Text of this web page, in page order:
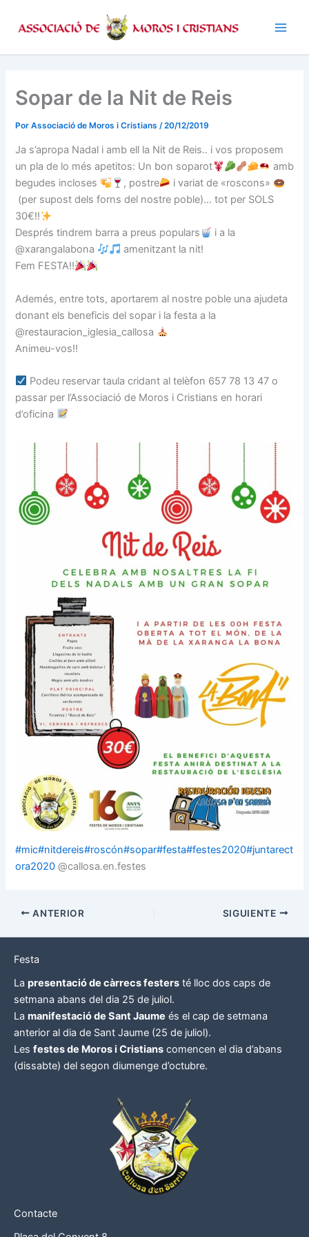
Sopar de la Nit de Reis
PorAssociació de Moros i Cristians /20/12/2019
Ja s’apropa Nadal i amb ell la Nit de Reis.. i vos proposem
un pla de lo més apetitos: Un bon soparot
amb
begudes incloses
, postre
i variat de «roscons»
(per supost dels forns del nostre poble)… tot per SOLS
30€!!
Després tindrem barra a preus populars
i a la
@xarangalabona
amenitzant la nit!
Fem FESTA!!
Ademés, entre tots, aportarem al nostre poble una ajudeta
donant els beneficis del sopar i la festa a la
@restauracion_iglesia_callosa
Animeu-vos!!
Podeu reservar taula cridant al telèfon 657 78 13 47 o
passar per l’Associació de Moros i Cristians en horari
d’oficina
#mic#nitdereis#roscón#sopar#festa#festes2020#juntarect
ora2020 @callosa.en.festes
ANTERIOR SIGUIENTE
Festa
La presentació de càrrecs festers té lloc dos caps de
setmana abans del dia 25 de juliol.
La manifestació de Sant Jaume és el cap de setmana
anterior al dia de Sant Jaume (25 de juliol).
Les festes de Moros i Cristians comencen el dia d’abans
(dissabte) del segon diumenge d’octubre.
Contacte